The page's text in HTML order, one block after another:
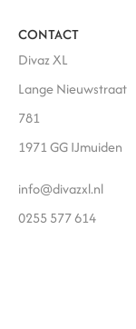
CONTACT
Divaz XL
Lange Nieuwstraat
781
1971 GG IJmuiden
info@divazxl.nl
0255 577 614